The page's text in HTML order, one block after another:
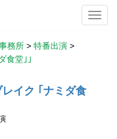
務所 > 特番出演 >
食堂｣」
イク ｢ナミダ食